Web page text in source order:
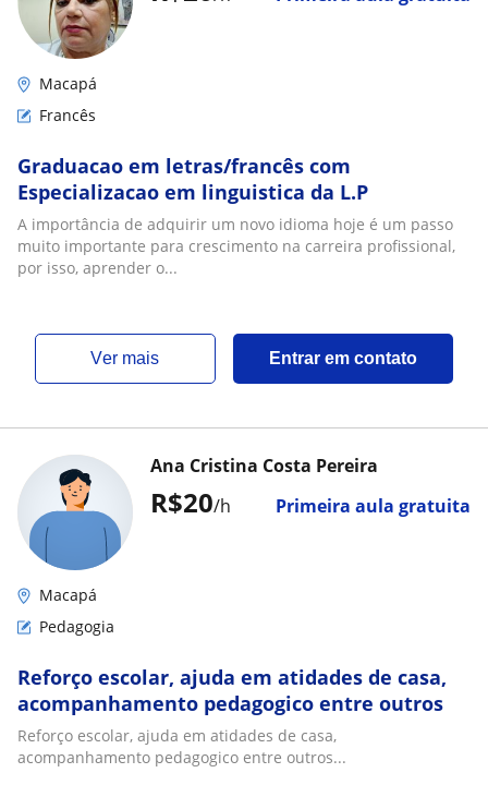
Macapá
Francês
Graduacao em letras/francês com
Especializacao em linguistica da L.P
A importância de adquirir um novo idioma hoje é um passo
muito importante para crescimento na carreira profissional,
por isso, aprender o...
ver mais Entrar em contato
R$20/h Primeira aula gratuita
Ana Cristina Costa Pereira
Macapá
Pedagogia
Reforço escolar, ajuda em atidades de casa,
acompanhamento pedagogico entre outros
Reforço escolar, ajuda em atidades de casa,
acompanhamento pedagogico entre outros...